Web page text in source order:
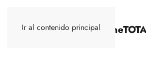
Ir al contenido principal
TOTALStone